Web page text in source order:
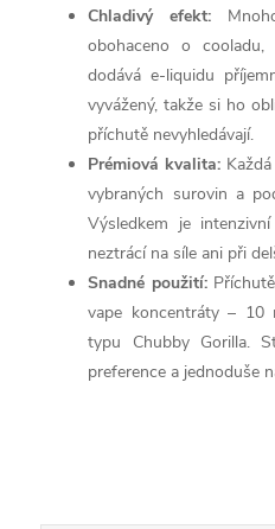
Chladivý efekt:
obohaceno o
dodává e-liquidu
vyvážený, takže si ho
příchutě nevyhledávají.
Prémiová kvalita:
vybraných surovin a
Výsledkem je
neztrácí na síle ani při
Snadné použití:
vape koncentráty – 10
typu Chubby Gorilla.
preference a jednoduše